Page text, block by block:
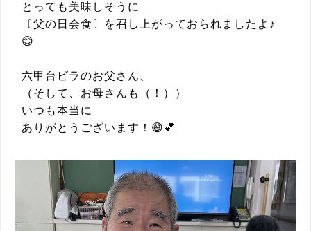
とっても美味しそうに
〔父の日会食〕を召し上がっておられましたよ♪
😊
六甲台ビラのお父さん、
（そして、お母さんも（！））
いつも本当に
ありがとうございます！😄💕